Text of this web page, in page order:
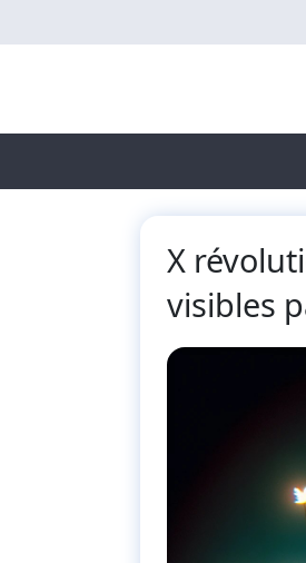
to
X
visibles